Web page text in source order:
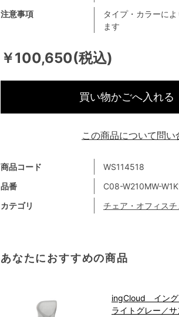
￥100,650(税込)
商品コード
WS114518
品番
C08-W210MW-
カテゴリ
チェア・オフィスチ
注意事項
タイプ・カラーに
ます
買い物かごへ入れる
あなたにおすすめの商品
ingCloud イング
ライトグレー／
この商品について問い